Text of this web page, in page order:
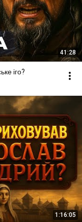
41:28
іго?
1:16:05